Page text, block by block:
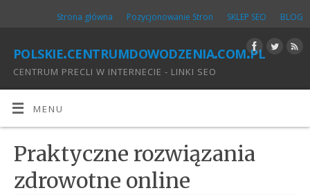
Strona główna Pozycjonowanie Stron SKLEP SEO BLOG
polskie.centrumdowodzenia.com.pl
CENTRUM PRECLI W INTERNECIE - LINKI SEO
MENU
Praktyczne rozwiązania
zdrowotne online